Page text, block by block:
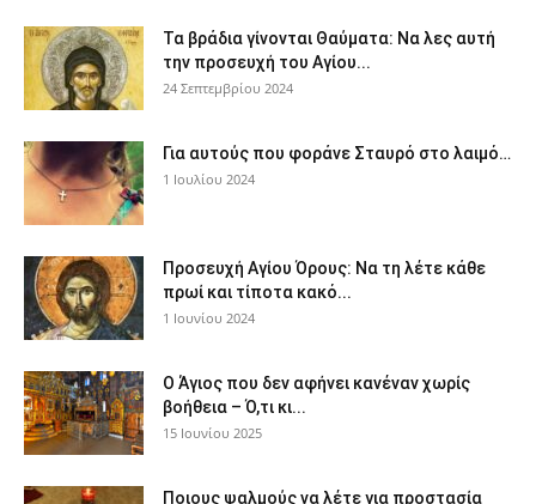
Τα βράδια γίνονται Θαύματα: Να λες αυτή
την προσευχή του Αγίου...
24 Σεπτεμβρίου 2024
Για αυτούς που φοράνε Σταυρό στο λαιμό…
1 Ιουλίου 2024
Προσευχή Αγίου Όρους: Να τη λέτε κάθε
πρωί και τίποτα κακό...
1 Ιουνίου 2024
Ο Άγιος που δεν αφήνει κανέναν χωρίς
βοήθεια – Ό,τι κι...
15 Ιουνίου 2025
Ποιους ψαλμούς να λέτε για προστασία